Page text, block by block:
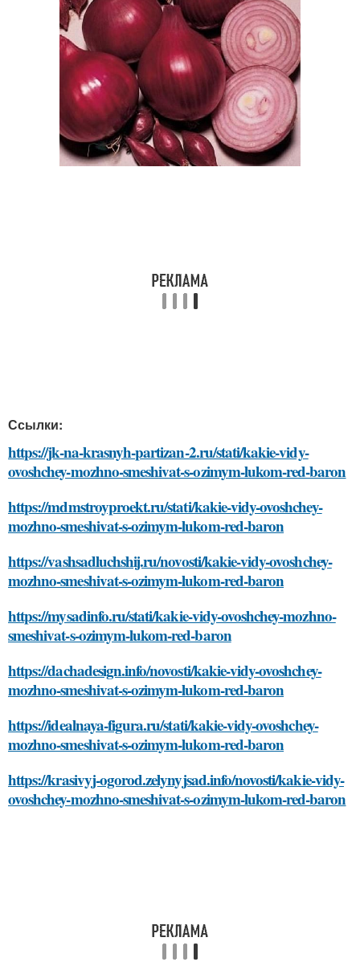
Ссылки:
https://jk-na-krasnyh-partizan-2.ru/stati/kakie-vidy-
ovoshchey-mozhno-smeshivat-s-ozimym-lukom-red-baron
https://mdmstroyproekt.ru/stati/kakie-vidy-ovoshchey-
mozhno-smeshivat-s-ozimym-lukom-red-baron
https://vashsadluchshij.ru/novosti/kakie-vidy-ovoshchey-
mozhno-smeshivat-s-ozimym-lukom-red-baron
https://mysadinfo.ru/stati/kakie-vidy-ovoshchey-mozhno-
smeshivat-s-ozimym-lukom-red-baron
https://dachadesign.info/novosti/kakie-vidy-ovoshchey-
mozhno-smeshivat-s-ozimym-lukom-red-baron
https://idealnaya-figura.ru/stati/kakie-vidy-ovoshchey-
mozhno-smeshivat-s-ozimym-lukom-red-baron
https://krasivyj-ogorod.zelynyjsad.info/novosti/kakie-vidy-
ovoshchey-mozhno-smeshivat-s-ozimym-lukom-red-baron